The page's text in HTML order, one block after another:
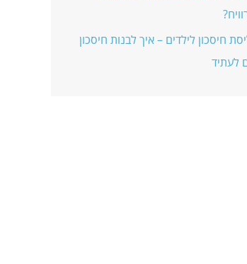
חיסכון לילדים – איך לבנות חיסכון
לעתיד